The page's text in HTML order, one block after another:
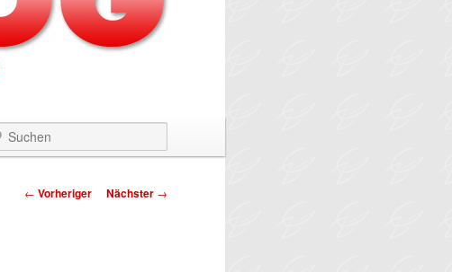
Beitragsnavigation
← Vorheriger Nächster →